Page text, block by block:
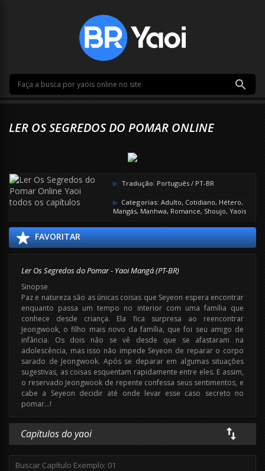
LER OS SEGREDOS DO POMAR ONLINE
Tradução: Português / PT-BR
Categorias: Adulto, Cotidiano, Hétero,
Mangás, Manhwa, Romance, Shoujo, Yaois
FAVORITAR
Ler Os Segredos do Pomar - Yaoi Mangá (PT-BR)
Sinopse
Paz e natureza são as únicas coisas que Seyeon espera encontrar
enquanto passa um tempo no interior com uma família que
conhece desde criança. Ela fica surpresa ao reencontrar
Jeongwook, o filho mais novo da família, que foi seu amigo de
infância. Os dois não se vê desde que se afastaram na
adolescência, mas isso não impede Seyeon de reparar o corpo
sarado de Jeongwook. Após se deparar em algumas situações
sugestivas, as coisas esquentam rapidamente entre eles. E assim,
o reservado Jeongwook de repente confessa seus sentimentos, e
cabe a Seyeon decidir até onde levar esse caso secreto no
pomar…!
Capítulos do yaoi